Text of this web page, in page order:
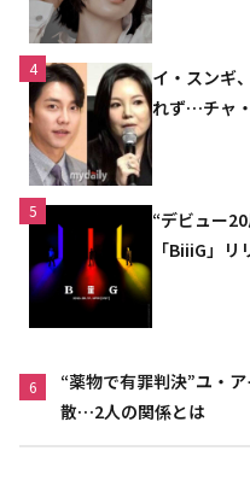
4
イ・スンギ
れず…チャ
5
“デビュー
「BiiiG」
6
“薬物で有罪判決”ユ・
散…2人の関係とは